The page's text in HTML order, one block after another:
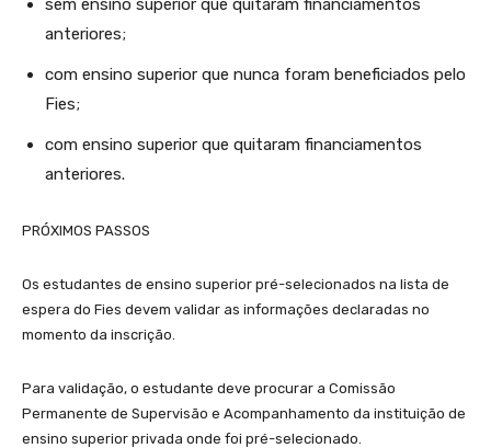
sem ensino superior que quitaram financiamentos
anteriores;
com ensino superior que nunca foram beneficiados pelo
Fies;
com ensino superior que quitaram financiamentos
anteriores.
PRÓXIMOS PASSOS
Os estudantes de ensino superior pré-selecionados na lista de
espera do Fies devem validar as informações declaradas no
momento da inscrição.​​
Para validação, o estudante deve procurar a Comissão
Permanente de Supervisão e Acompanhamento da instituição de
ensino superior privada onde foi pré-selecionado.